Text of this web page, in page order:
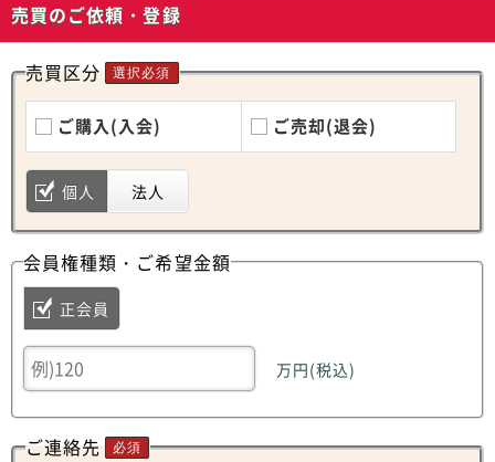
売買のご依頼・登録
売買区分 選択必須
ご購入(入会) ご売却(退会)
個人 法人
会員権種類・ご希望金額
正会員
万円(税込)
ご連絡先 必須